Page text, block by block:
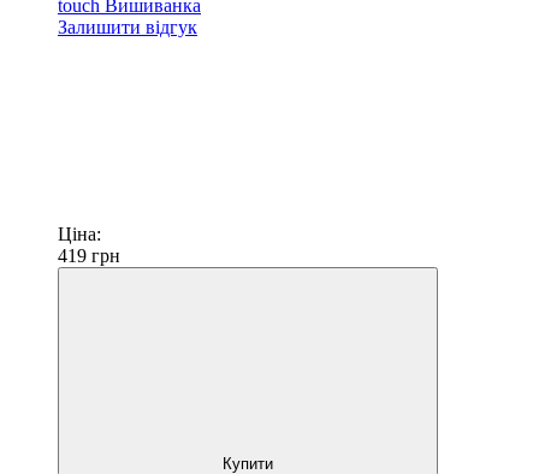
touch Вишиванка
Залишити відгук
Ціна:
419 грн
Купити